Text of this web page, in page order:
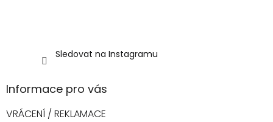
Sledovat na Instagramu
Informace pro vás
VRÁCENÍ / REKLAMACE